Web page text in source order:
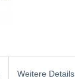
Weitere Details